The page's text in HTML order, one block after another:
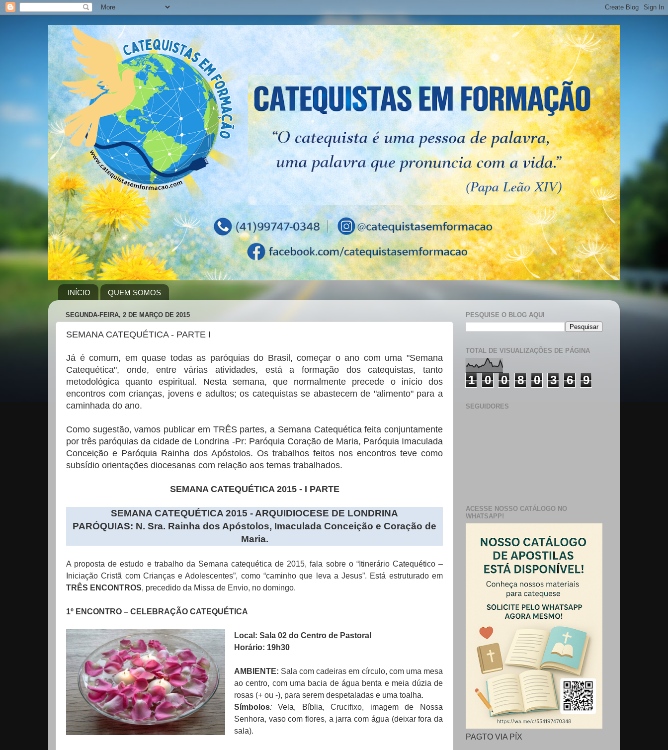
INÍCIO QUEM SOMOS
SEGUNDA-FEIRA, 2 DE MARÇO DE 2015
SEMANA CATEQUÉTICA - PARTE I
Já é comum, em quase todas as paróquias do Brasil, começar o ano com uma "Semana
Catequética", onde, entre várias atividades, está a formação dos catequistas, tanto
metodológica quanto espiritual. Nesta semana, que normalmente precede o início dos
encontros com crianças, jovens e adultos; os catequistas se abastecem de "alimento" para a
caminhada do ano.
Como sugestão, vamos publicar em TRÊS partes, a Semana Catequética feita conjuntamente
por três paróquias da cidade de Londrina -Pr: Paróquia Coração de Maria, Paróquia Imaculada
Conceição e Paróquia Rainha dos Apóstolos. Os trabalhos feitos nos encontros teve como
subsídio orientações diocesanas com relação aos temas trabalhados.
SEMANA CATEQUÉTICA 2015 - I PARTE
SEMANA CATEQUÉTICA 2015 - ARQUIDIOCESE DE LONDRINA
PARÓQUIAS: N. Sra. Rainha dos Apóstolos, Imaculada Conceição e Coração de
Maria.
A proposta de estudo e trabalho da Semana catequética de 2015, fala sobre o “Itinerário Catequético –
Iniciação Cristã com Crianças e Adolescentes”, como “caminho que leva a Jesus”. Está estruturado em
TRÊS ENCONTROS, precedido da Missa de Envio, no domingo.
1º ENCONTRO – CELEBRAÇÃO CATEQUÉTICA
Local: Sala 02 do Centro de Pastoral
Horário: 19h30
AMBIENTE: Sala com cadeiras em círculo, com uma mesa
ao centro, com uma bacia de água benta e meia dúzia de
rosas (+ ou -), para serem despetaladas e uma toalha.
Símbolos:Vela, Bíblia, Crucifixo, imagem de Nossa
Senhora, vaso com flores, a jarra com água (deixar fora da
sala).
PESQUISE O BLOG AQUI
TOTAL DE VISUALIZAÇÕES DE PÁGINA
1 0 0 8 0 3 6 9
SEGUIDORES
ACESSE NOSSO CATÁLOGO NO
WHATSAPP!
PAGTO VIA PÍX